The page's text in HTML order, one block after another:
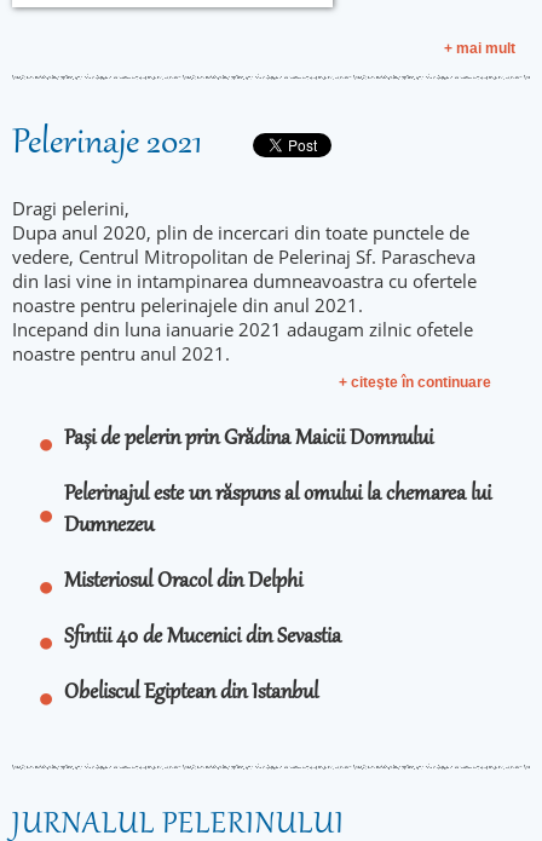
+ mai mult
Pelerinaje 2021
Dragi pelerini,
Dupa anul 2020, plin de incercari din toate punctele de
vedere, Centrul Mitropolitan de Pelerinaj Sf. Parascheva
din Iasi vine in intampinarea dumneavoastra cu ofertele
noastre pentru pelerinajele din anul 2021.
Incepand din luna ianuarie 2021 adaugam zilnic ofetele
noastre pentru anul 2021.
+ citeşte în continuare
Pași de pelerin prin Grădina Maicii Domnului
Pelerinajul este un răspuns al omului la chemarea lui
Dumnezeu
Misteriosul Oracol din Delphi
Sfintii 40 de Mucenici din Sevastia
Obeliscul Egiptean din Istanbul
JURNALUL PELERINULUI